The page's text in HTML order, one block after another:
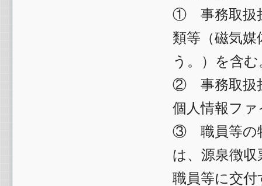
① 事務取扱
類等（磁気
う。）を含
② 事務取扱
個人情報フ
③ 職員等の
は、源泉徴
職員等に交付